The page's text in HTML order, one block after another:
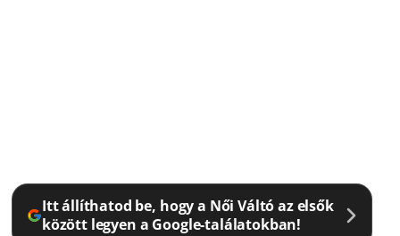
Itt állíthatod be, hogy a Női Váltó az elsők
között legyen a Google-találatokban!